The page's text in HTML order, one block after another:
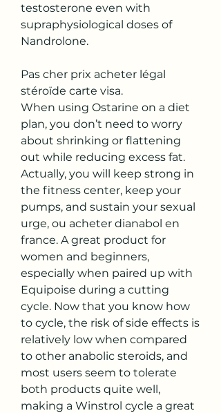
testosterone even with
supraphysiological doses of
Nandrolone.
Pas cher prix acheter légal
stéroïde carte visa.
When using Ostarine on a diet
plan, you don’t need to worry
about shrinking or flattening
out while reducing excess fat.
Actually, you will keep strong in
the fitness center, keep your
pumps, and sustain your sexual
urge, ou acheter dianabol en
france. A great product for
women and beginners,
especially when paired up with
Equipoise during a cutting
cycle. Now that you know how
to cycle, the risk of side effects is
relatively low when compared
to other anabolic steroids, and
most users seem to tolerate
both products quite well,
making a Winstrol cycle a great